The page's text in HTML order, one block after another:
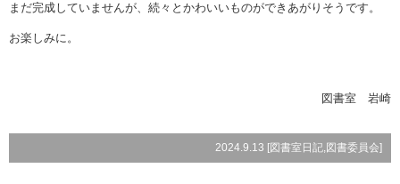
まだ完成していませんが、続々とかわいいものができあがりそうです。
お楽しみに。
図書室 岩崎
2024.9.13 [図書室日記,図書委員会]